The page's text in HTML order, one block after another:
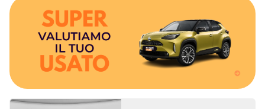
Hai una permuta?
Erreti Auto sottrae il suo valore al momento dell'acquisto della
tua nuova auto, con una super valutazione aggiuntiva fino a
3250€. Hai un usato da rottamare? Erreti Auto ha pensato a dei
bonus anche sull'usato che vale zero!